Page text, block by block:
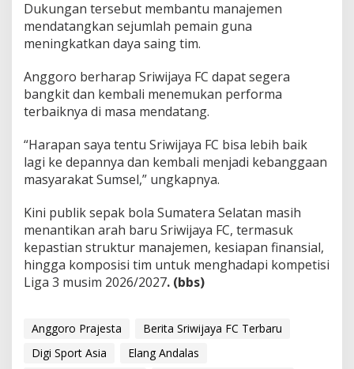
Dukungan tersebut membantu manajemen
mendatangkan sejumlah pemain guna
meningkatkan daya saing tim.
Anggoro berharap Sriwijaya FC dapat segera
bangkit dan kembali menemukan performa
terbaiknya di masa mendatang.
“Harapan saya tentu Sriwijaya FC bisa lebih baik
lagi ke depannya dan kembali menjadi kebanggaan
masyarakat Sumsel,” ungkapnya.
Kini publik sepak bola Sumatera Selatan masih
menantikan arah baru Sriwijaya FC, termasuk
kepastian struktur manajemen, kesiapan finansial,
hingga komposisi tim untuk menghadapi kompetisi
Liga 3 musim 2026/2027. (bbs)
Anggoro Prajesta
Berita Sriwijaya FC Terbaru
Digi Sport Asia
Elang Andalas